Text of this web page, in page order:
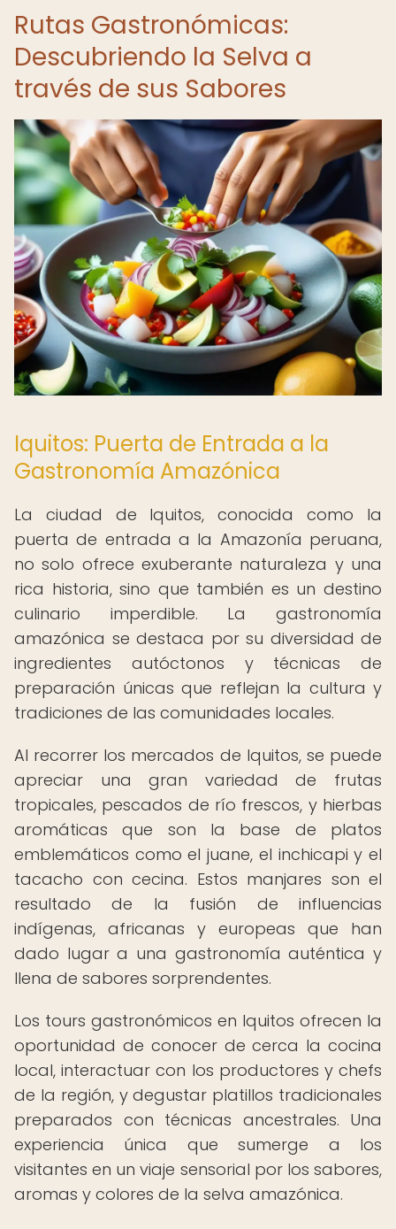
Rutas Gastronómicas:
Descubriendo la Selva a
través de sus Sabores
Iquitos: Puerta de Entrada a la
Gastronomía Amazónica
La ciudad de Iquitos, conocida como la
puerta de entrada a la Amazonía peruana,
no solo ofrece exuberante naturaleza y una
rica historia, sino que también es un destino
culinario imperdible. La gastronomía
amazónica se destaca por su diversidad de
ingredientes autóctonos y técnicas de
preparación únicas que reflejan la cultura y
tradiciones de las comunidades locales.
Al recorrer los mercados de Iquitos, se puede
apreciar una gran variedad de frutas
tropicales, pescados de río frescos, y hierbas
aromáticas que son la base de platos
emblemáticos como el juane, el inchicapi y el
tacacho con cecina. Estos manjares son el
resultado de la fusión de influencias
indígenas, africanas y europeas que han
dado lugar a una gastronomía auténtica y
llena de sabores sorprendentes.
Los tours gastronómicos en Iquitos ofrecen la
oportunidad de conocer de cerca la cocina
local, interactuar con los productores y chefs
de la región, y degustar platillos tradicionales
preparados con técnicas ancestrales. Una
experiencia única que sumerge a los
visitantes en un viaje sensorial por los sabores,
aromas y colores de la selva amazónica.